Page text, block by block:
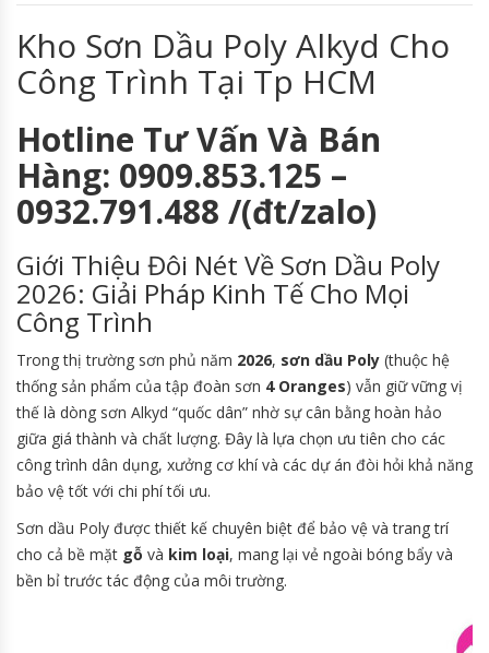
Kho Sơn Dầu Poly Alkyd Cho
Công Trình Tại Tp HCM
Hotline Tư Vấn Và Bán
Hàng: 0909.853.125 –
0932.791.488 /(đt/zalo)
Giới Thiệu Đôi Nét Về Sơn Dầu Poly
2026: Giải Pháp Kinh Tế Cho Mọi
Công Trình
Trong thị trường sơn phủ năm 2026, sơn dầu Poly (thuộc hệ
thống sản phẩm của tập đoàn sơn 4 Oranges) vẫn giữ vững vị
thế là dòng sơn Alkyd “quốc dân” nhờ sự cân bằng hoàn hảo
giữa giá thành và chất lượng. Đây là lựa chọn ưu tiên cho các
công trình dân dụng, xưởng cơ khí và các dự án đòi hỏi khả năng
bảo vệ tốt với chi phí tối ưu.
Sơn dầu Poly được thiết kế chuyên biệt để bảo vệ và trang trí
cho cả bề mặt gỗ và kim loại, mang lại vẻ ngoài bóng bẩy và
bền bỉ trước tác động của môi trường.